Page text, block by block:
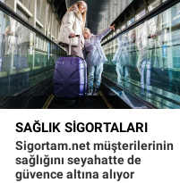
SAĞLIK SIGORTALARI
Sigortam.net müşterilerinin
sağlığını seyahatte de
güvence altına alıyor